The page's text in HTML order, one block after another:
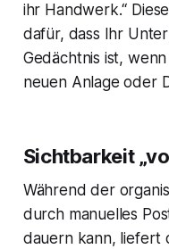
ihr Handwerk.“
dafür, dass Ihr
Gedächtnis ist,
neuen Anlage oder
Sichtbarkeit
Während der
durch manuelles
dauern kann, liefert